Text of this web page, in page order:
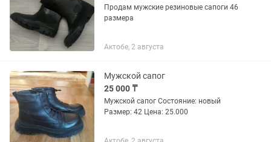
Продам мужские резиновые сапоги 46
размера
Актобе, 2 августа
Мужской сапог
25 000 ₸
Мужской сапог Состояние: новый
Размер: 42 Цена: 25.000